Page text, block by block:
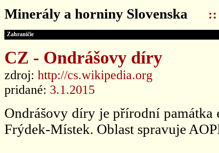
Minerály a horniny Slovenska ::
Zahraničie
CZ - Ondrášovy díry
zdroj: http://cs.wikipedia.org
pridané: 3.1.2015
Ondrášovy díry je přírodní památka
Frýdek-Místek. Oblast spravuje